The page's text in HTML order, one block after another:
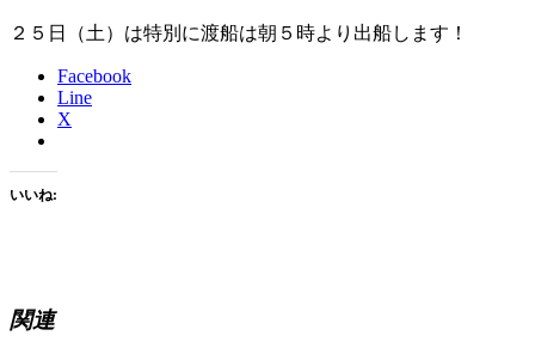
２５日（土）は特別に渡船は朝５時より出船します！
Facebook
Line
X
いいね:
関連